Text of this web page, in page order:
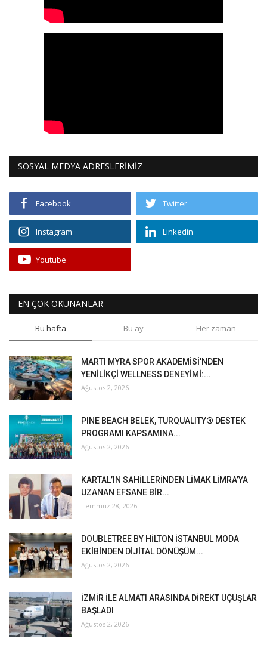
SOSYAL MEDYA ADRESLERİMİZ
Facebook Twitter
Instagram Linkedin
Youtube
EN ÇOK OKUNANLAR
Bu hafta Bu ay Her zaman
MARTI MYRA SPOR AKADEMİSİ’NDEN
YENİLİKÇİ WELLNESS DENEYİMİ:...
Ağustos 2, 2026
PINE BEACH BELEK, TURQUALITY® DESTEK
PROGRAMI KAPSAMINA...
Ağustos 2, 2026
KARTAL’IN SAHİLLERİNDEN LİMAK LİMRA’YA
UZANAN EFSANE BİR...
Temmuz 28, 2026
DOUBLETREE BY HİLTON İSTANBUL MODA
EKİBİNDEN DİJİTAL DÖNÜŞÜM...
Ağustos 2, 2026
İZMİR İLE ALMATI ARASINDA DİREKT UÇUŞLAR
BAŞLADI
Ağustos 2, 2026